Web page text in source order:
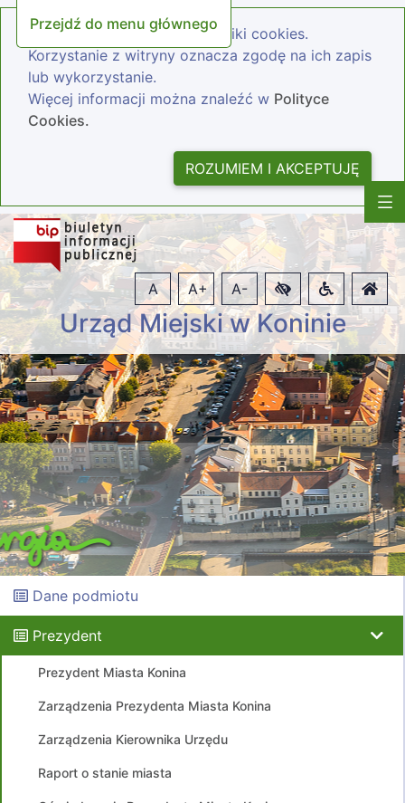
Przejdź do menu głównego
Nasza strona wykorzystuje pliki cookies.
Korzystanie z witryny oznacza zgodę na ich zapis
lub wykorzystanie.
Więcej informacji można znaleźć w Polityce
Cookies.
ROZUMIEM I AKCEPTUJĘ
Urząd Miejski w Koninie
A A+ A-
Dane podmiotu
Prezydent
Prezydent Miasta Konina
Zarządzenia Prezydenta Miasta Konina
Zarządzenia Kierownika Urzędu
Raport o stanie miasta